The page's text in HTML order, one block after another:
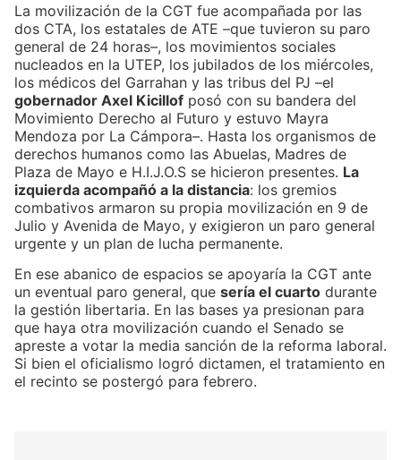
La movilización de la CGT fue acompañada por las
dos CTA, los estatales de ATE –que tuvieron su paro
general de 24 horas–, los movimientos sociales
nucleados en la UTEP, los jubilados de los miércoles,
los médicos del Garrahan y las tribus del PJ –el
gobernador Axel Kicillof posó con su bandera del
Movimiento Derecho al Futuro y estuvo Mayra
Mendoza por La Cámpora–. Hasta los organismos de
derechos humanos como las Abuelas, Madres de
Plaza de Mayo e H.I.J.O.S se hicieron presentes. La
izquierda acompañó a la distancia: los gremios
combativos armaron su propia movilización en 9 de
Julio y Avenida de Mayo, y exigieron un paro general
urgente y un plan de lucha permanente.
En ese abanico de espacios se apoyaría la CGT ante
un eventual paro general, que sería el cuarto durante
la gestión libertaria. En las bases ya presionan para
que haya otra movilización cuando el Senado se
apreste a votar la media sanción de la reforma laboral.
Si bien el oficialismo logró dictamen, el tratamiento en
el recinto se postergó para febrero.